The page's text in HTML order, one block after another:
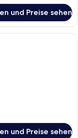
und Preise sehen
Glasvase mit
und Preise sehen